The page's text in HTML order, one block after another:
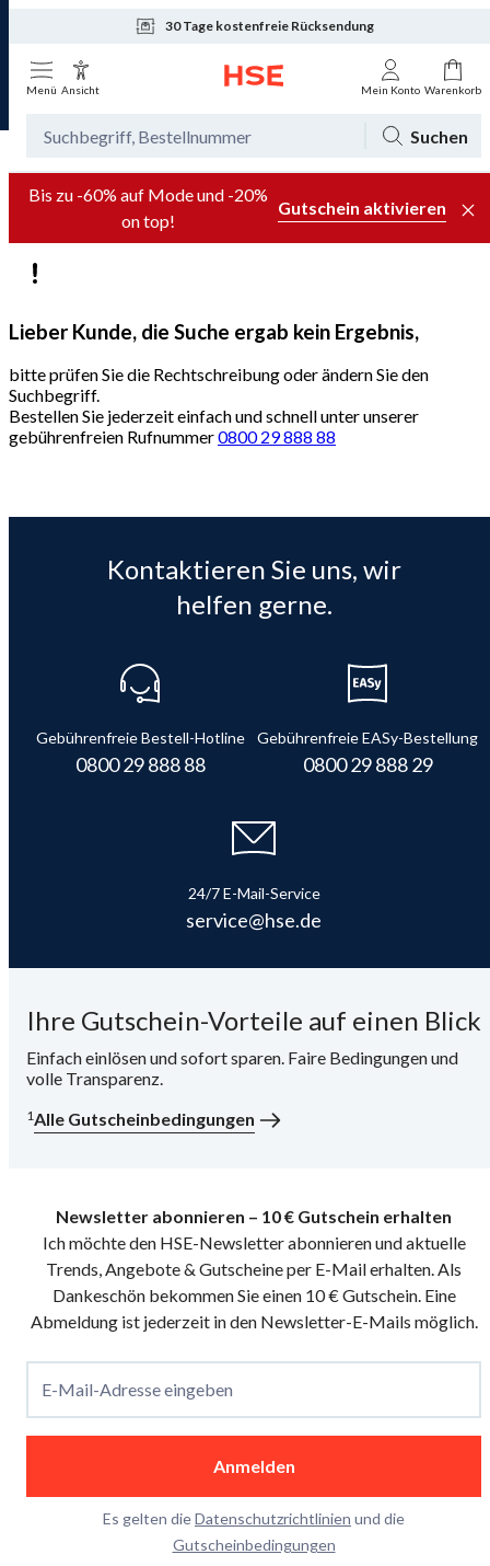
30 Tage kostenfreie Rücksendung
Tagesaktuelle Angebote
Menü Ansicht Mein Konto Warenkorb
Suchen
Bis zu -60% auf Mode und -20%
on top!
Gutschein aktivieren
Lieber Kunde, die Suche ergab kein Ergebnis,
bitte prüfen Sie die Rechtschreibung oder ändern Sie den
Suchbegriff.
Bestellen Sie jederzeit einfach und schnell unter unserer
gebührenfreien Rufnummer0800 29 888 88
Kontaktieren Sie uns, wir
helfen gerne.
Gebührenfreie Bestell-Hotline
0800 29 888 88
Gebührenfreie EASy-Bestellung
0800 29 888 29
24/7 E-Mail-Service
service@hse.de
Ihre Gutschein-Vorteile auf einen Blick
Einfach einlösen und sofort sparen. Faire Bedingungen und
volle Transparenz.
1Alle Gutscheinbedingungen
Newsletter abonnieren – 10 € Gutschein erhalten
Ich möchte den HSE-Newsletter abonnieren und aktuelle
Trends, Angebote & Gutscheine per E-Mail erhalten. Als
Dankeschön bekommen Sie einen 10 € Gutschein. Eine
Abmeldung ist jederzeit in den Newsletter-E-Mails möglich.
E-Mail-Adresse eingeben
Anmelden
Es gelten dieDatenschutzrichtlinien und die
Gutscheinbedingungen